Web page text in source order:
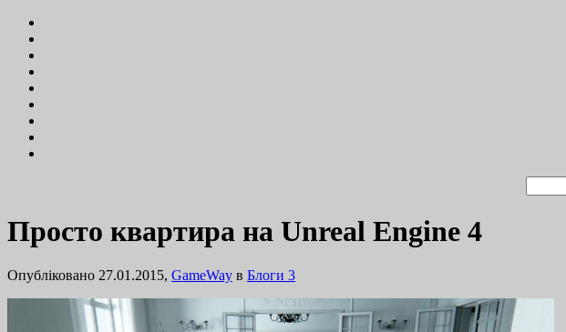
Просто квартира на Unreal Engine 4
Опубліковано 27.01.2015, GameWay в Блоги 3